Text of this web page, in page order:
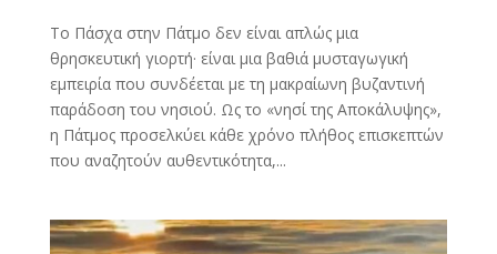
Το Πάσχα στην Πάτμο δεν είναι απλώς μια
θρησκευτική γιορτή· είναι μια βαθιά μυσταγωγική
εμπειρία που συνδέεται με τη μακραίωνη βυζαντινή
παράδοση του νησιού. Ως το «νησί της Αποκάλυψης»,
η Πάτμος προσελκύει κάθε χρόνο πλήθος επισκεπτών
που αναζητούν αυθεντικότητα,...